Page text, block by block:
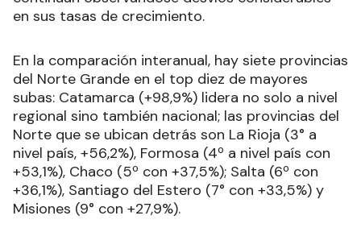
en sus tasas de crecimiento.
En la comparación interanual, hay siete provincias
del Norte Grande en el top diez de mayores
subas: Catamarca (+98,9%) lidera no solo a nivel
regional sino también nacional; las provincias del
Norte que se ubican detrás son La Rioja (3° a
nivel país, +56,2%), Formosa (4º a nivel país con
+53,1%), Chaco (5º con +37,5%); Salta (6º con
+36,1%), Santiago del Estero (7° con +33,5%) y
Misiones (9° con +27,9%).